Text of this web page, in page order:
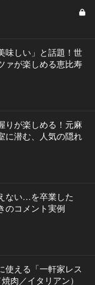
味しい」と話題！世
ァが楽しめる恵比寿
りが楽しめる！元麻
に潜む、人気の隠れ
ない…を卒業した
のコメント実例
使える「一軒家レス
肉／イタリアン）